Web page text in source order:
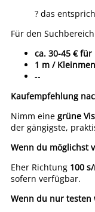
? das
Für den
ca. 30-45 € für
1 m /
--
Kaufempfehlung
Nimm eine grüne
der gängigste,
Wenn du möglichst
Eher Richtung 100
sofern verfügbar.
Wenn du nur testen